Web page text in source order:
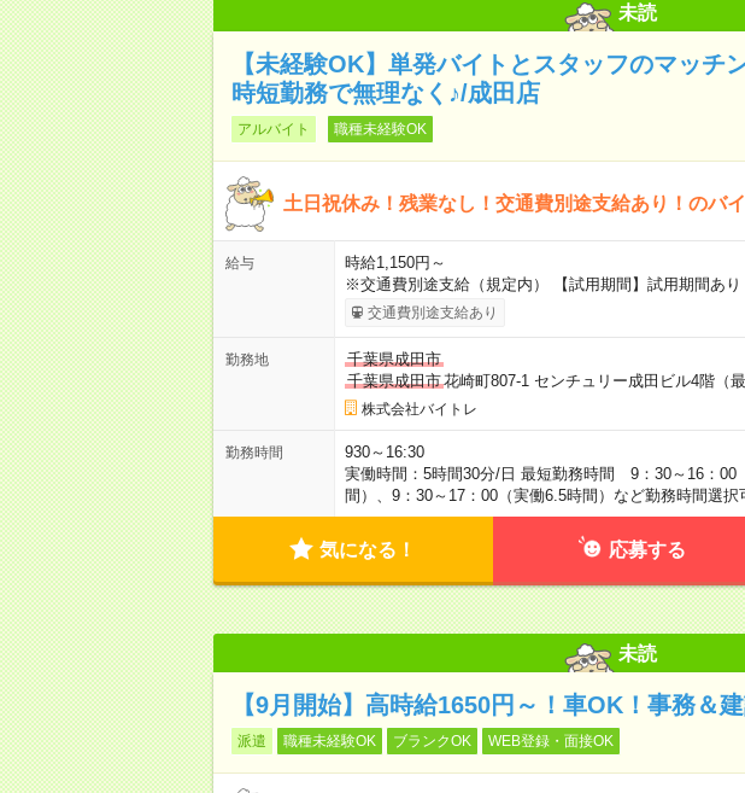
未読
【未経験OK】単発バイトとスタッフのマッ
時短勤務で無理なく♪/成田店
アルバイト 職種未経験OK
土日祝休み！残業なし！交通費別途支給あり！のバ
給与
時給1,150円～
※交通費別途支給（規定内） 【試用期間】試用期間あ
交通費別途支給あり
勤務地
千葉県成田市
千葉県成田市花崎町807-1 センチュリー成田ビル4階（
株式会社バイトレ
勤務時間
930～16:30
実働時間：5時間30分/日 最短勤務時間 9：30～16：00
間）、9：30～17：00（実働6.5時間）など勤務時間選
気になる！ 応募する
未読
【9月開始】高時給1650円～！車OK！事務＆
派遣 職種未経験OK ブランクOK WEB登録・面接OK